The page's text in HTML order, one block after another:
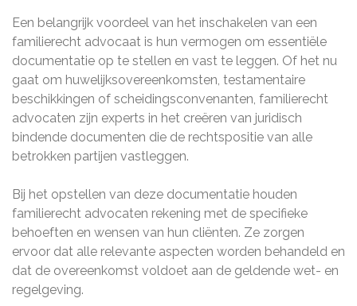
Een belangrijk voordeel van het inschakelen van een
familierecht advocaat is hun vermogen om essentiële
documentatie op te stellen en vast te leggen. Of het nu
gaat om huwelijksovereenkomsten, testamentaire
beschikkingen of scheidingsconvenanten, familierecht
advocaten zijn experts in het creëren van juridisch
bindende documenten die de rechtspositie van alle
betrokken partijen vastleggen.
Bij het opstellen van deze documentatie houden
familierecht advocaten rekening met de specifieke
behoeften en wensen van hun cliënten. Ze zorgen
ervoor dat alle relevante aspecten worden behandeld en
dat de overeenkomst voldoet aan de geldende wet- en
regelgeving.